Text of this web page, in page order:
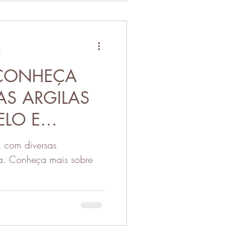
ARGILAS
E
com diversas
Conheça mais sobre